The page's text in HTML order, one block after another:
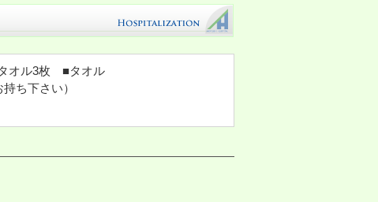
オル3枚 ■タオル
ち下さい）